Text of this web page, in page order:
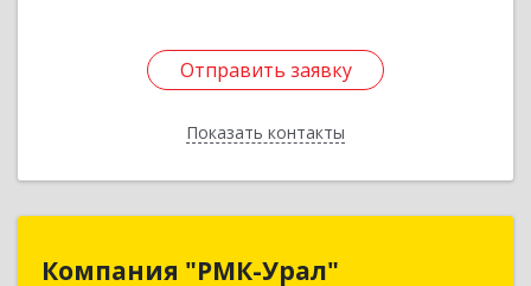
Отправить заявку
Показать контакты
Отправить заявку
Назад
Компания "РМК-Урал"